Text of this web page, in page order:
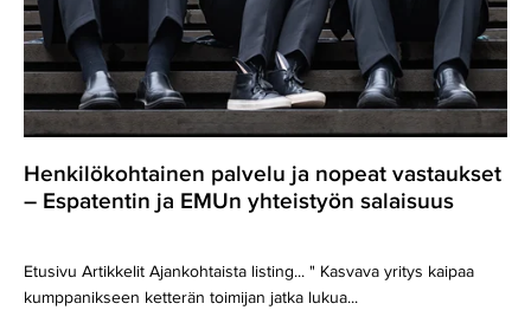
Henkilökohtainen palvelu ja nopeat vastaukset
– Espatentin ja EMUn yhteistyön salaisuus
Etusivu Artikkelit Ajankohtaista listing... " Kasvava yritys kaipaa
kumppanikseen ketterän toimijan jatka lukua...